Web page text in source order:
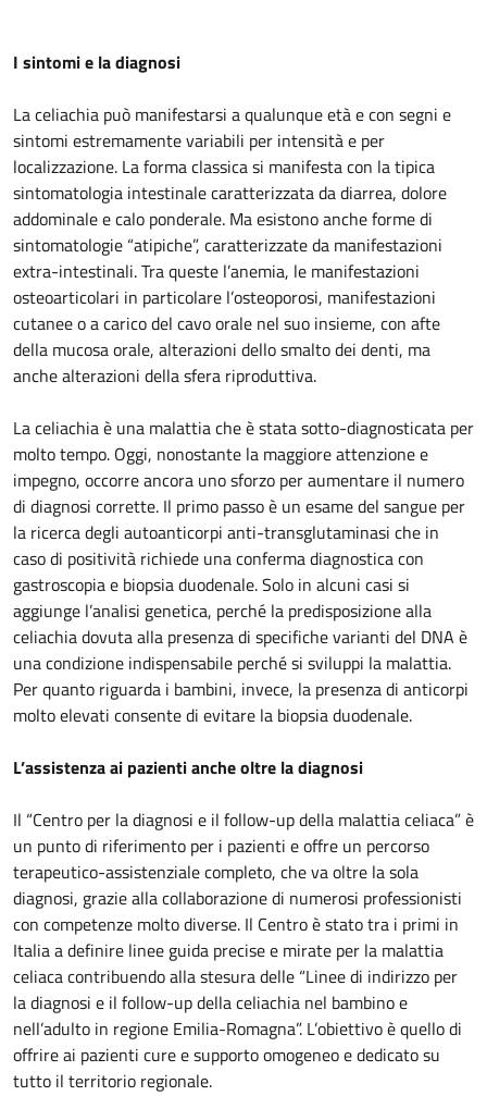
I sintomi e la diagnosi
La celiachia può manifestarsi a qualunque età e con segni e
sintomi estremamente variabili per intensità e per
localizzazione. La forma classica si manifesta con la tipica
sintomatologia intestinale caratterizzata da diarrea, dolore
addominale e calo ponderale. Ma esistono anche forme di
sintomatologie “atipiche”, caratterizzate da manifestazioni
extra-intestinali. Tra queste l’anemia, le manifestazioni
osteoarticolari in particolare l’osteoporosi, manifestazioni
cutanee o a carico del cavo orale nel suo insieme, con afte
della mucosa orale, alterazioni dello smalto dei denti, ma
anche alterazioni della sfera riproduttiva.
La celiachia è una malattia che è stata sotto-diagnosticata per
molto tempo. Oggi, nonostante la maggiore attenzione e
impegno, occorre ancora uno sforzo per aumentare il numero
di diagnosi corrette. Il primo passo è un esame del sangue per
la ricerca degli autoanticorpi anti-transglutaminasi che in
caso di positività richiede una conferma diagnostica con
gastroscopia e biopsia duodenale. Solo in alcuni casi si
aggiunge l’analisi genetica, perché la predisposizione alla
celiachia dovuta alla presenza di specifiche varianti del DNA è
una condizione indispensabile perché si sviluppi la malattia.
Per quanto riguarda i bambini, invece, la presenza di anticorpi
molto elevati consente di evitare la biopsia duodenale.
L’assistenza ai pazienti anche oltre la diagnosi
Il “Centro per la diagnosi e il follow-up della malattia celiaca” è
un punto di riferimento per i pazienti e offre un percorso
terapeutico-assistenziale completo, che va oltre la sola
diagnosi, grazie alla collaborazione di numerosi professionisti
con competenze molto diverse. Il Centro è stato tra i primi in
Italia a definire linee guida precise e mirate per la malattia
celiaca contribuendo alla stesura delle “Linee di indirizzo per
la diagnosi e il follow-up della celiachia nel bambino e
nell’adulto in regione Emilia-Romagna”. L’obiettivo è quello di
offrire ai pazienti cure e supporto omogeneo e dedicato su
tutto il territorio regionale.